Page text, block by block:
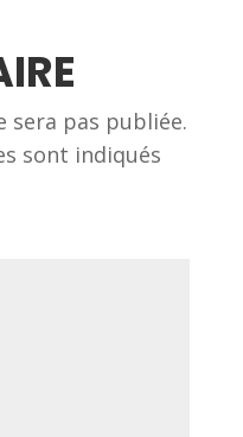
sera pas publiée.
sont indiqués